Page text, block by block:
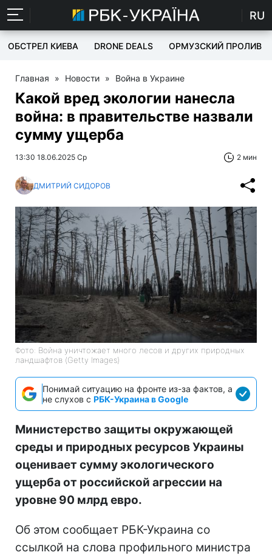
RU
ОБСТРЕЛ КИЕВА DRONE DEALS ОРМУЗСКИЙ ПРОЛИВ
Главная » Новости » Война в Украине
Какой вред экологии нанесла
война: в правительстве назвали
сумму ущерба
13:30 18.06.2025 Ср 2 мин
ДМИТРИЙ СИДОРОВ
Фото: Война уничтожает много лесов и других природных
ландшафтов (Getty Images)
Понимай ситуацию на фронте из-за фактов, а
не слухов с РБК-Украина в Google
Министерство защиты окружающей
среды и природных ресурсов Украины
оценивает сумму экологического
ущерба от российской агрессии на
уровне 90 млрд евро.
Об этом сообщает РБК-Украина со
ссылкой на слова профильного министра